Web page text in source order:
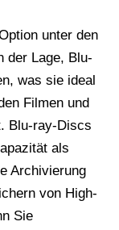
unter den
der Lage, Blu-
was sie ideal
Filmen und
Blu-ray-Discs
als
Archivierung
von High-
Sie